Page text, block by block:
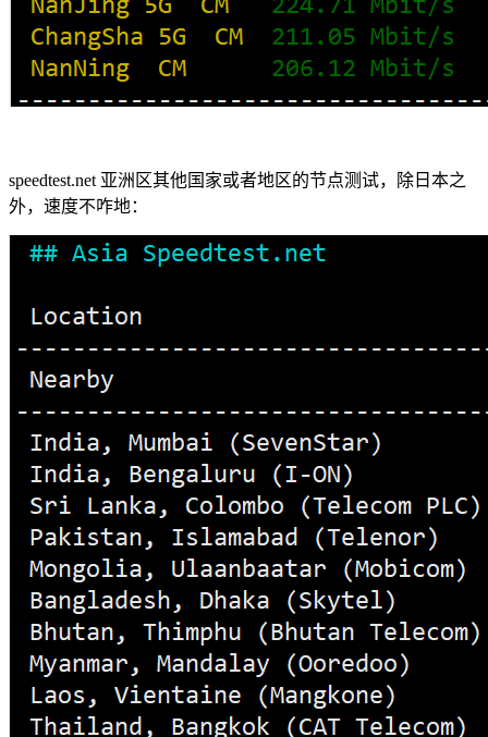
speedtest.net 亚洲区其他国家或者地区的节点测试，除日本之
外，速度不咋地：